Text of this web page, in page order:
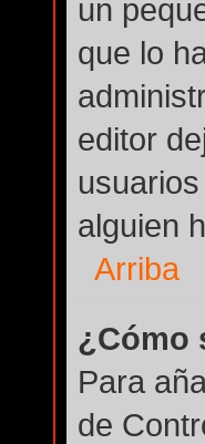
un
que lo
editor
alguien
Arriba
¿Cómo
Para
de